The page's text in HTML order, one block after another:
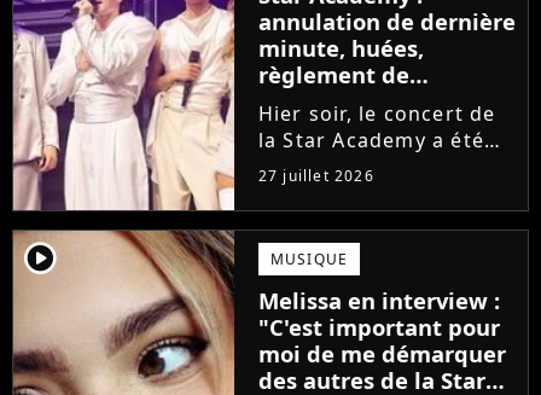
message au public...
annulation de dernière
minute, huées,
règlement de
comptes... Que s'est-il
passé au concert de
Bayonne hier soir ?
Hier soir, le concert de
la Star Academy a été
mouvementé. Quelques
minutes avant le show,
trois élèves ont
annoncé ne pas vouloir
monter sur scène pour
des raisons politiques.
Leur...
27 juillet 2026
player2 MUSIQUE
Melissa en interview :
"C'est important pour
moi de me démarquer
des autres de la Star